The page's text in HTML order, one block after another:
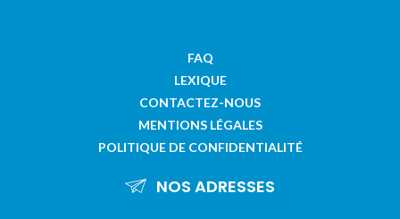
FAQ
LEXIQUE
CONTACTEZ-NOUS
MENTIONS LÉGALES
POLITIQUE DE CONFIDENTIALITÉ
NOS ADRESSES